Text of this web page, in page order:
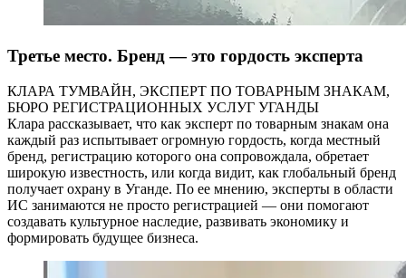
Третье место. Бренд — это гордость эксперта
КЛАРА ТУМВАЙН, ЭКСПЕРТ ПО ТОВАРНЫМ ЗНАКАМ,
БЮРО РЕГИСТРАЦИОННЫХ УСЛУГ УГАНДЫ
Клара рассказывает, что как эксперт по товарным знакам она
каждый раз испытывает огромную гордость, когда местный
бренд, регистрацию которого она сопровождала, обретает
широкую известность, или когда видит, как глобальный бренд
получает охрану в Уганде. По ее мнению, эксперты в области
ИС занимаются не просто регистрацией — они помогают
создавать культурное наследие, развивать экономику и
формировать будущее бизнеса.